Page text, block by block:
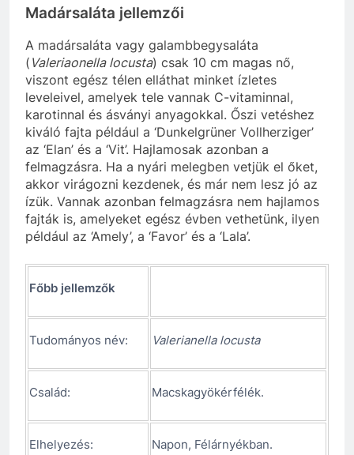
Madársaláta jellemzői
A madársaláta vagy galambbegysaláta
( Valeriaonella locusta) csak 10 cm magas nő,
viszont egész télen elláthat minket ízletes
leveleivel, amelyek tele vannak C-vitaminnal,
karotinnal és ásványi anyagokkal. Őszi vetéshez
kiváló fajta például a ‘Dunkelgrüner Vollherziger’
az ‘Elan’ és a ‘Vit’. Hajlamosak azonban a
felmagzásra. Ha a nyári melegben vetjük el őket,
akkor virágozni kezdenek, és már nem lesz jó az
ízük. Vannak azonban felmagzásra nem hajlamos
fajták is, amelyeket egész évben vethetünk, ilyen
például az ‘Amely’, a ‘Favor’ és a ‘Lala’.
Főbb jellemzők
Tudományos név: Valerianella locusta
Család: Macskagyökérfélék.
Elhelyezés: Napon, Félárnyékban.